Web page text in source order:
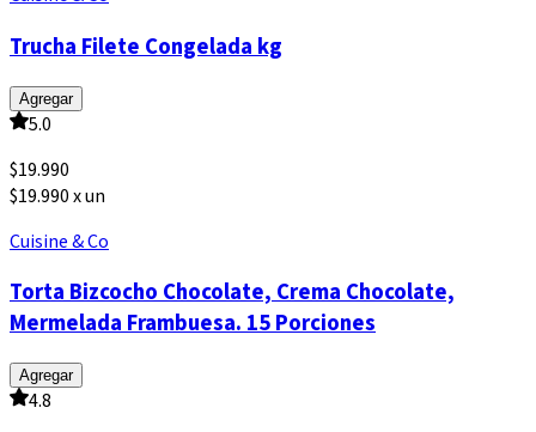
Trucha Filete Congelada kg
Agregar
5.0
$19.990
$19.990 x un
Cuisine & Co
Torta Bizcocho Chocolate, Crema Chocolate,
Mermelada Frambuesa. 15 Porciones
Agregar
4.8